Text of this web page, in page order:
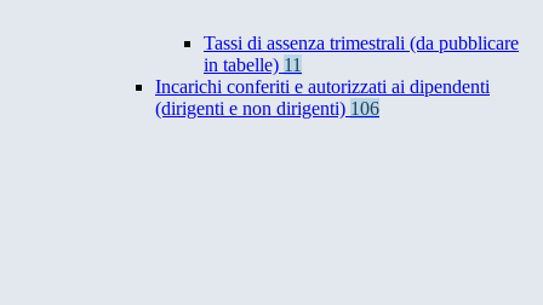
Tassi di assenza trimestrali (da pubblicare
in tabelle) 11
Incarichi conferiti e autorizzati ai dipendenti
(dirigenti e non dirigenti) 106